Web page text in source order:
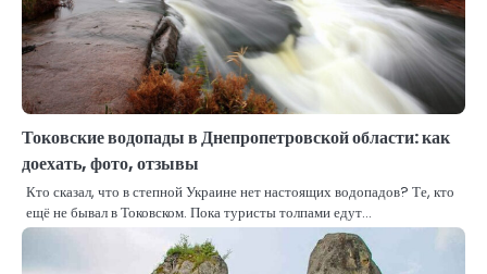
Токовские водопады в Днепропетровской области: как
доехать, фото, отзывы
Кто сказал, что в степной Украине нет настоящих водопадов? Те, кто
ещё не бывал в Токовском. Пока туристы толпами едут…